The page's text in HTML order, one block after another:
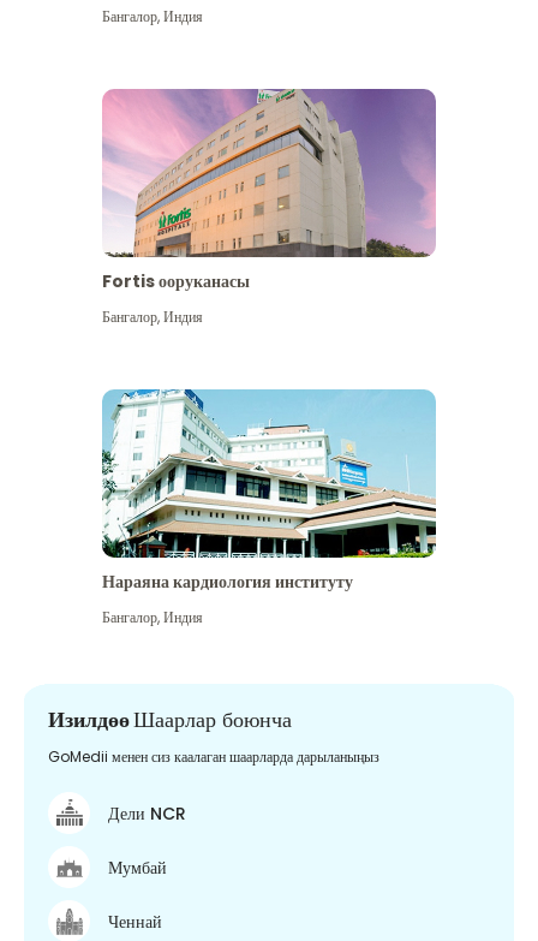
Бангалор,Индия
Fortis ооруканасы
Бангалор,Индия
Нараяна кардиология институту
Бангалор,Индия
ИзилдөөШаарлар боюнча
GoMedii менен сиз каалаган шаарларда дарыланыңыз
Дели NCR
Мумбай
Ченнай